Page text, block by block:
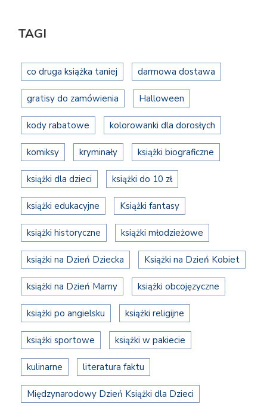
TAGI
co druga książka taniej darmowa dostawa
gratisy do zamówienia Halloween
kody rabatowe kolorowanki dla dorosłych
komiksy kryminały książki biograficzne
książki dla dzieci książki do 10 zł
książki edukacyjne Książki fantasy
książki historyczne książki młodzieżowe
książki na Dzień Dziecka Książki na Dzień Kobiet
książki na Dzień Mamy książki obcojęzyczne
książki po angielsku książki religijne
książki sportowe książki w pakiecie
kulinarne literatura faktu
Międzynarodowy Dzień Książki dla Dzieci